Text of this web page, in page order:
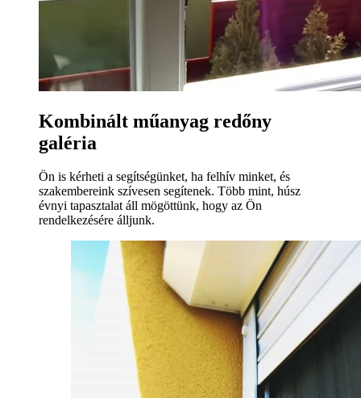
Kombinált műanyag redőny
galéria
Ön is kérheti a segítségünket, ha felhív minket, és
szakembereink szívesen segítenek. Több mint, húsz
évnyi tapasztalat áll mögöttünk, hogy az Ön
rendelkezésére álljunk.